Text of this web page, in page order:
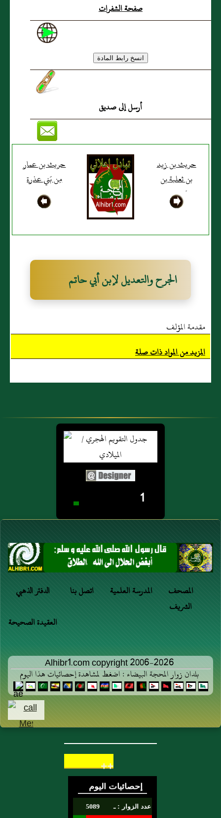
صفحة الشفرات
أرسل إلى صديق
حريث بن زيد
بن ثعلبة بن
عَبد ربه،
أنصاري بدري
حريث بن عمار
مِن بَني عذرة
الجرح والتعديل لإبن أبي حاتم
مقدمة المؤلف
المزيد من المواد ذات صلة
1
الدفتر الذهبي اتصل بنا المدرسة العلمية
المصحف
الشريف
العقيدة الصحيحة
Alhibr1.com copyright 2006-2026
بلدان زوار المحجة البيضاء : اضغط لمشاهدة إحصائيات هذا اليوم
++